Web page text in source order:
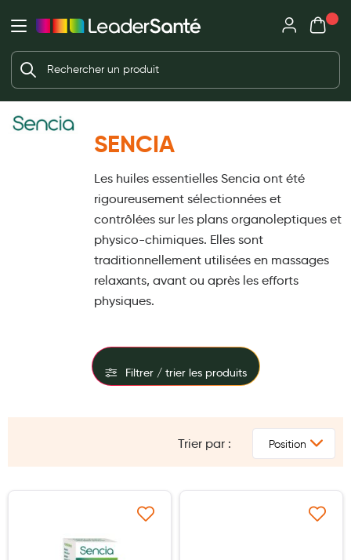
Ma Pharmacie LeaderSanté
Ouvrir l'application
Ouvrir
Créer un compte
Mon
Votre panier est vide
Beauté et soin
Visage
Soins mains et ongles
Dentifrices et bains de bouche
Parfums et bougies d'ambiance
SENCIA
Les huiles essentielles Sencia ont été
rigoureusement sélectionnées et
contrôlées sur les plans organoleptiques et
physico-chimiques. Elles sont
traditionnellement utilisées en massages
relaxants, avant ou après les efforts
physiques.
Trier par :
Ajouter à ma liste d’envie Ajouter à ma liste
Filtrer / trier les produits